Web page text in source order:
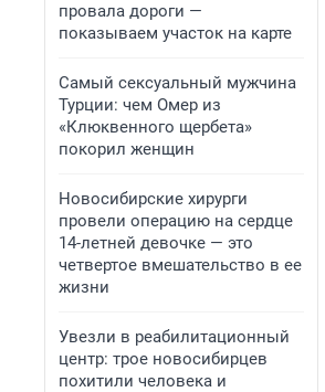
провала дороги —
показываем участок на карте
Самый сексуальный мужчина
Турции: чем Омер из
«Клюквенного щербета»
покорил женщин
Новосибирские хирурги
провели операцию на сердце
14-летней девочке — это
четвертое вмешательство в ее
жизни
Увезли в реабилитационный
центр: трое новосибирцев
похитили человека и